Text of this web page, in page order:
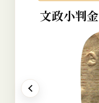
文政小判金